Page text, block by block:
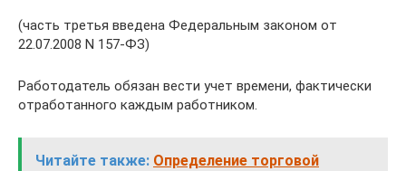
(часть третья введена Федеральным законом от
22.07.2008 N 157-ФЗ)
Работодатель обязан вести учет времени, фактически
отработанного каждым работником.
Читайте также: Определение торговой